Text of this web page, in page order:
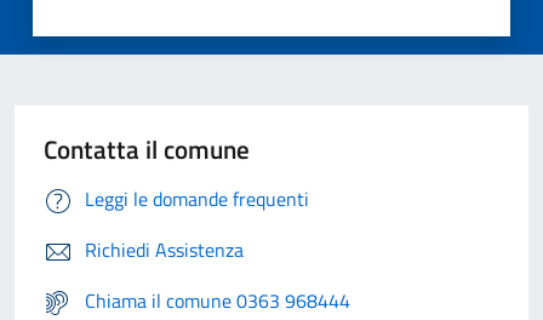
Contatta il comune
Leggi le domande frequenti
Richiedi Assistenza
Chiama il comune 0363 968444